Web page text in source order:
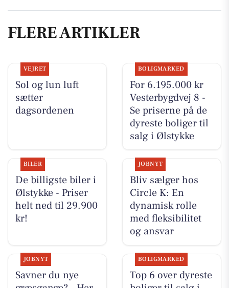
FLERE ARTIKLER
VEJRET
Sol og lun luft
sætter
dagsordenen
BOLIGMARKED
For 6.195.000 kr
Vesterbygdvej 8 -
Se priserne på de
dyreste boliger til
salg i Ølstykke
BILER
De billigste biler i
Ølstykke - Priser
helt ned til 29.900
kr!
JOBNYT
Bliv sælger hos
Circle K: En
dynamisk rolle
med fleksibilitet
og ansvar
JOBNYT
Savner du nye
BOLIGMARKED
Top 6 over dyreste